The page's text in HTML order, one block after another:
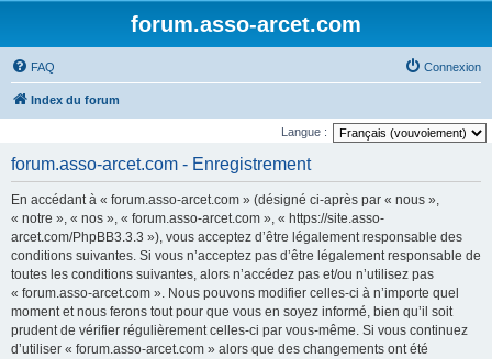
forum.asso-arcet.com
FAQ Connexion
Index du forum
Langue :
forum.asso-arcet.com - Enregistrement
En accédant à « forum.asso-arcet.com » (désigné ci-après par « nous »,
« notre », « nos », « forum.asso-arcet.com », « https://site.asso-
arcet.com/PhpBB3.3.3 »), vous acceptez d’être légalement responsable des
conditions suivantes. Si vous n’acceptez pas d’être légalement responsable de
toutes les conditions suivantes, alors n’accédez pas et/ou n’utilisez pas
« forum.asso-arcet.com ». Nous pouvons modifier celles-ci à n’importe quel
moment et nous ferons tout pour que vous en soyez informé, bien qu’il soit
prudent de vérifier régulièrement celles-ci par vous-même. Si vous continuez
d’utiliser « forum.asso-arcet.com » alors que des changements ont été